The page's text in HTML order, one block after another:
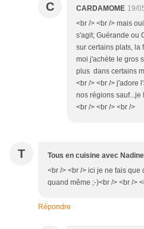
C CARDAMOME 19/
<br /> <br /> mais
s'agit; Guérande ou
sur certains plats, la
moi j'achète le gros
plus dans certains
<br /> <br /> j'adore
nos régions sauf...je
<br /> <br /> <br />
T Tous en cuisine avec Nadine
<br /> <br /> ici je ne fais
quand même ;-)<br /> <br />
Répondre